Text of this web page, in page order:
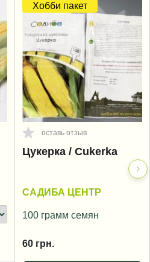
Хобби пакет
оставь отзыв
Цукерка / Cukerka
САДИБА ЦЕНТР
100 грамм семян
60 грн.